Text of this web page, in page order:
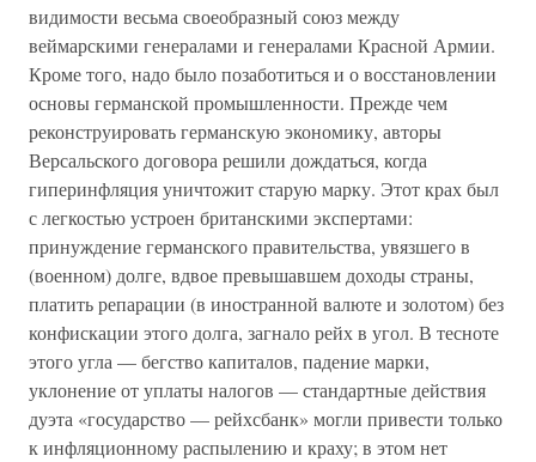
видимости весьма своеобразный союз между
веймарскими генералами и генералами Красной Армии.
Кроме того, надо было позаботиться и о восстановлении
основы германской промышленности. Прежде чем
реконструировать германскую экономику, авторы
Версальского договора решили дождаться, когда
гиперинфляция уничтожит старую марку. Этот крах был
с легкостью устроен британскими экспертами:
принуждение германского правительства, увязшего в
(военном) долге, вдвое превышавшем доходы страны,
платить репарации (в иностранной валюте и золотом) без
конфискации этого долга, загнало рейх в угол. В тесноте
этого угла — бегство капиталов, падение марки,
уклонение от уплаты налогов — стандартные действия
дуэта «государство — рейхсбанк» могли привести только
к инфляционному распылению и краху; в этом нет